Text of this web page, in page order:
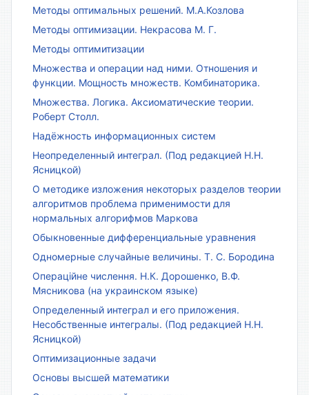
Методы оптимальных решений. М.А.Козлова
Методы оптимизации. Некрасова М. Г.
Методы оптимитизации
Множества и операции над ними. Отношения и
функции. Мощность множеств. Комбинаторика.
Множества. Логика. Аксиоматические теории.
Роберт Столл.
Надёжность информационных систем
Неопределенный интеграл. (Под редакцией Н.Н.
Ясницкой)
О методике изложения некоторых разделов теории
алгоритмов проблема применимости для
нормальных алгорифмов Маркова
Обыкновенные дифференциальные уравнения
Одномерные случайные величины. Т. С. Бородина
Операційне числення. Н.К. Дорошенко, В.Ф.
Мясникова (на украинском языке)
Определенный интеграл и его приложения.
Несобственные интегралы. (Под редакцией Н.Н.
Ясницкой)
Оптимизационные задачи
Основы высшей математики